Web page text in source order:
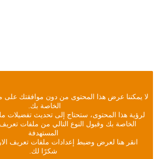
لا يمكننا عرض هذا المحتوى من دون موافقتك على
الخاصة بك.
لرؤية هذا المحتوى، ستحتاج إلى تحديث تفضيلات
الخاصة بك وقبول النوع التالي من ملفات تعريف
المستهدفة
انقر هنا لعرض وضبط إعدادات ملفات تعريف
شكرًا لك.